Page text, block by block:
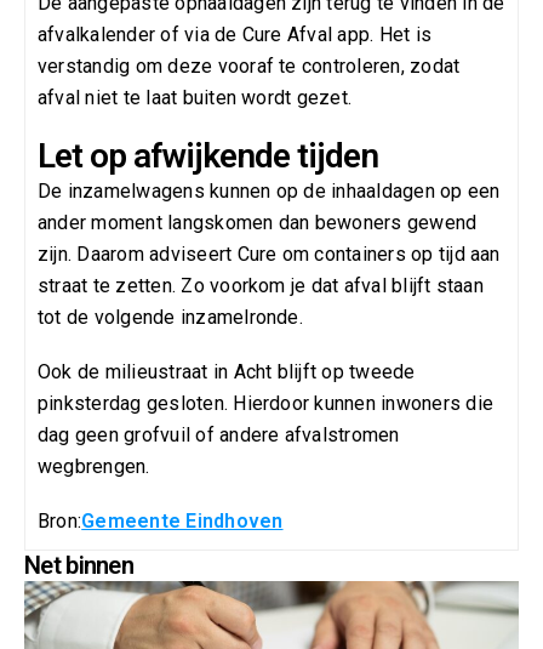
afvalkalender of via de Cure Afval app. Het is
verstandig om deze vooraf te controleren, zodat
afval niet te laat buiten wordt gezet.
Let op afwijkende tijden
De inzamelwagens kunnen op de inhaaldagen op een
ander moment langskomen dan bewoners gewend
zijn. Daarom adviseert Cure om containers op tijd aan
straat te zetten. Zo voorkom je dat afval blijft staan
tot de volgende inzamelronde.
Ook de milieustraat in Acht blijft op tweede
pinksterdag gesloten. Hierdoor kunnen inwoners die
dag geen grofvuil of andere afvalstromen
wegbrengen.
Bron:Gemeente Eindhoven
Net binnen